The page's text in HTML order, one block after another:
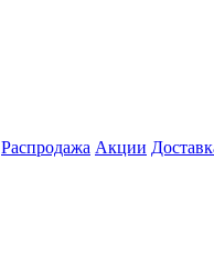
Распродажа Акции